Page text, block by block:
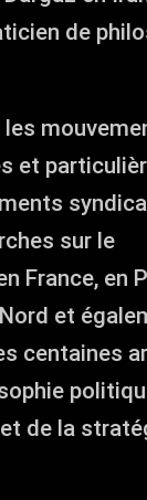
de
et
sur le
France, en
et
centaines
de la